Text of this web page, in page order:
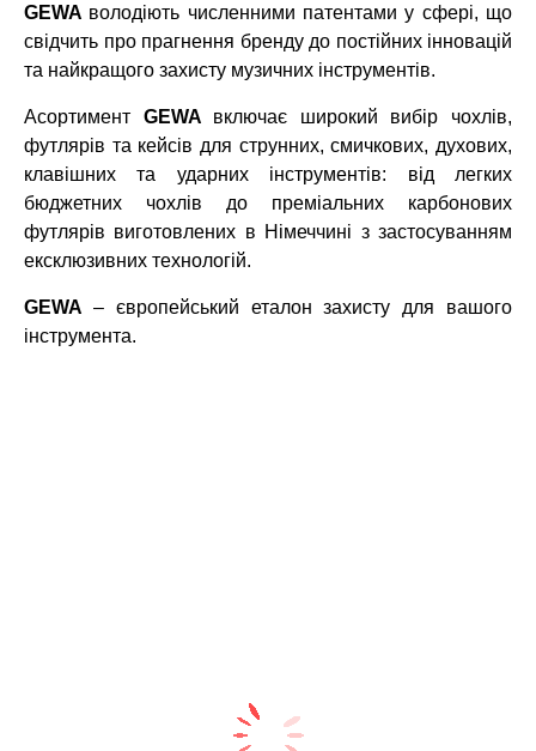
GEWA володіють численними патентами у сфері, що
свідчить про прагнення бренду до постійних інновацій
та найкращого захисту музичних інструментів.
Асортимент GEWA включає широкий вибір чохлів,
футлярів та кейсів для струнних, смичкових, духових,
клавішних та ударних інструментів: від легких
бюджетних чохлів до преміальних карбонових
футлярів виготовлених в Німеччині з застосуванням
ексклюзивних технологій.
GEWA – європейський еталон захисту для вашого
інструмента.